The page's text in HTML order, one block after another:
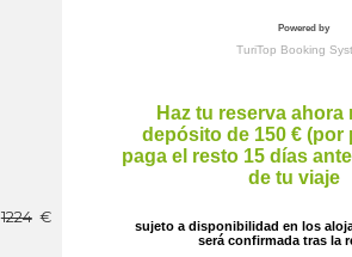
1224€